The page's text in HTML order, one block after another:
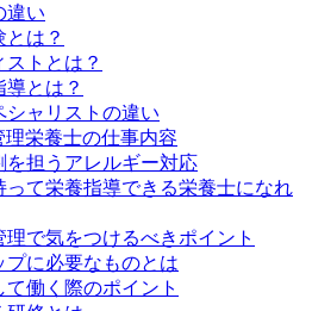
違い
は？
トとは？
とは？
ャリストの違い
栄養士の仕事内容
を担うアレルギー対応
って栄養指導できる栄養士になれ
で気をつけるべきポイント
に必要なものとは
働く際のポイント